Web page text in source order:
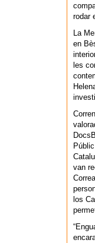
rodar
La
en
les
van
los